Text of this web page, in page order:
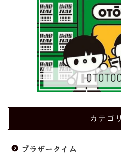
カテゴ
ブラザータイム